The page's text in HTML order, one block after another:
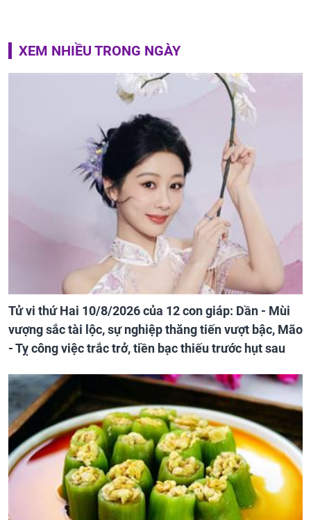
XEM NHIỀU TRONG NGÀY
Tử vi thứ Hai 10/8/2026 của 12 con giáp: Dần - Mùi
vượng sắc tài lộc, sự nghiệp thăng tiến vượt bậc, Mão
- Tỵ công việc trắc trở, tiền bạc thiếu trước hụt sau